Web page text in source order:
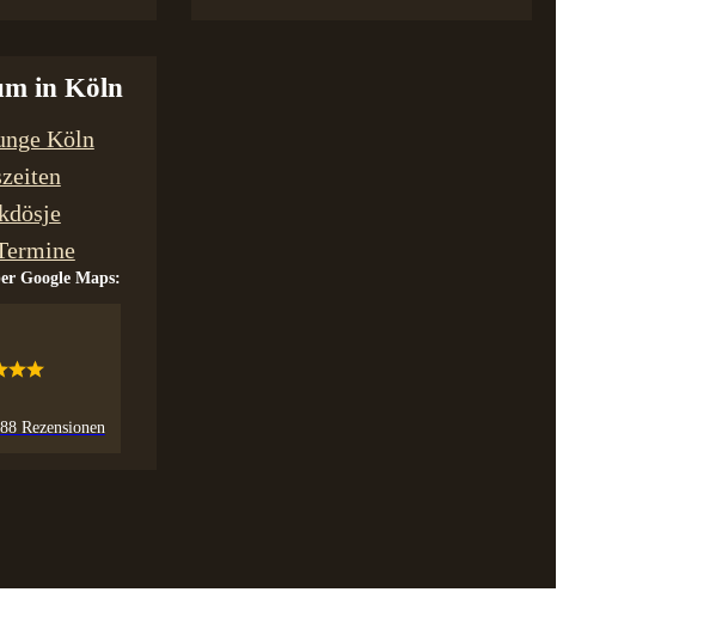
in Köln
Köln
Google Maps:
Rezensionen